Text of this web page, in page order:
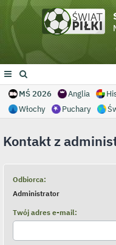
MŚ 2026 Anglia
Włochy
Puchary
Kontakt z
Odbiorca:
Administrator
Twój adres e-mail: